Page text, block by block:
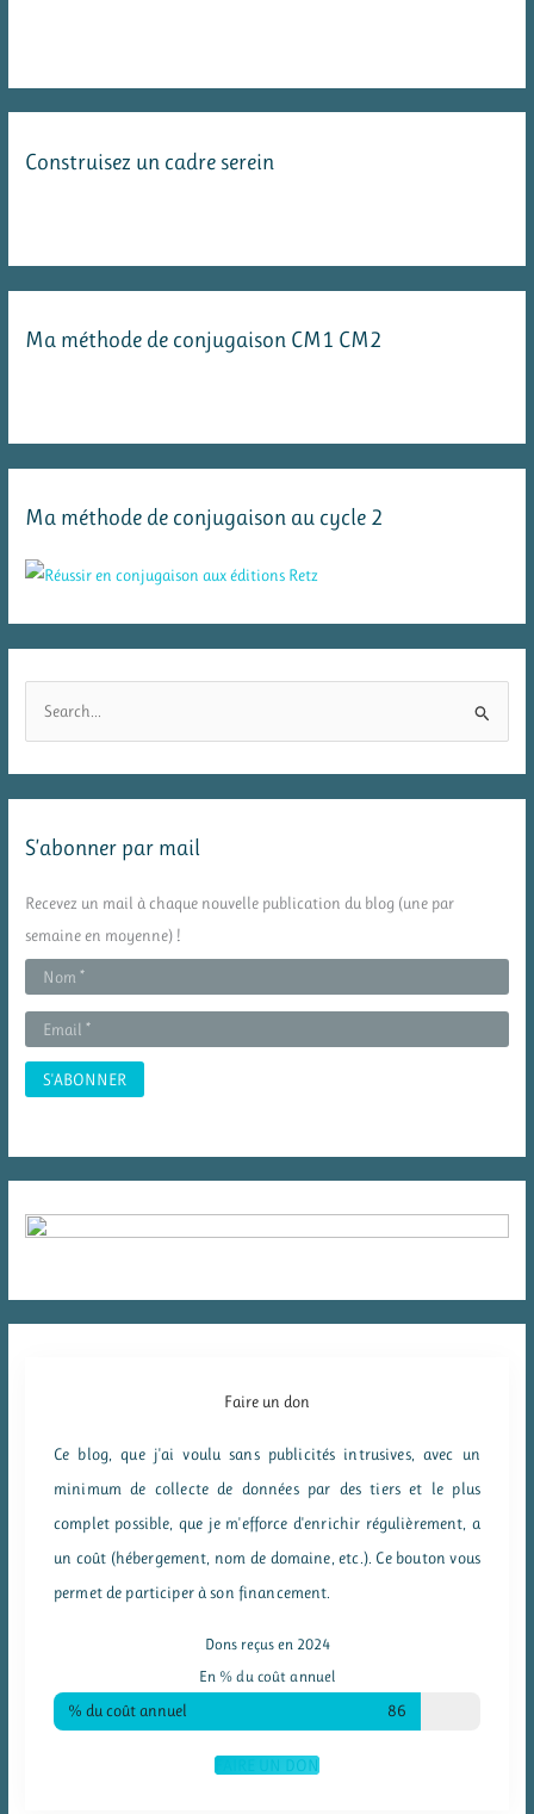
sur
mythologie
Construisez un cadre serein
Ma méthode de conjugaison CM1 CM2
Ma méthode de conjugaison au cycle 2
r
:
S’abonner par mail
Recevez un mail à chaque nouvelle publication du blog (une par
semaine en moyenne) !
Faire un don
Ce blog, que j'ai voulu sans publicités intrusives, avec un
minimum de collecte de données par des tiers et le plus
complet possible, que je m'efforce d'enrichir régulièrement, a
un coût (hébergement, nom de domaine, etc.). Ce bouton vous
permet de participer à son financement.
Dons reçus en 2024
En % du coût annuel
% du coût annuel 86
FAIRE UN DON